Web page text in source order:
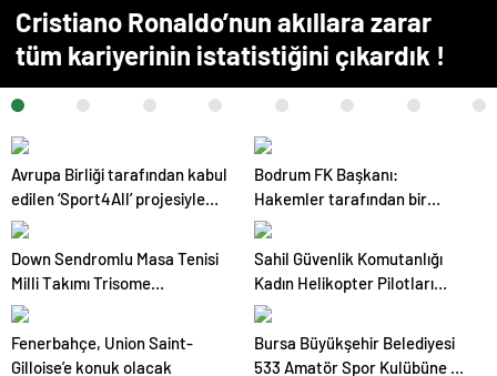
Cristiano Ronaldo’nun akıllara zarar
tüm kariyerinin istatistiğini çıkardık !
Avrupa Birliği tarafından kabul
edilen ‘Sport4All’ projesiyle
ilgili bilgilendirme toplantısı
Bodrum FK Başkanı:
Hakemler tarafından bir
şeyler oynanıyor
Down Sendromlu Masa Tenisi
Milli Takımı Trisome
Oyunları’na hazır
Sahil Güvenlik Komutanlığı
Kadın Helikopter Pilotları
Güvenliği Sağlıyor
Fenerbahçe, Union Saint-
Gilloise’e konuk olacak
Bursa Büyükşehir Belediyesi
533 Amatör Spor Kulübüne 8